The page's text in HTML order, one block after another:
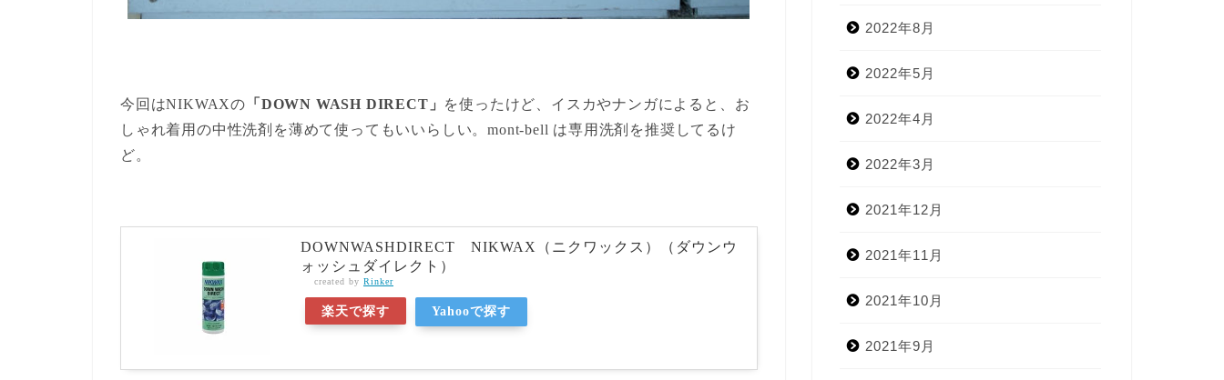
今回はNIKWAXの 「DOWN WASH DIRECT」 を使ったけど、イスカやナンガによると、お
しゃれ着用の中性洗剤を薄めて使ってもいいらしい。mont-bell は専用洗剤を推奨してるけ
ど。
DOWNWASHDIRECT NIKWAX（ニクワックス）（ダウンウ
ォッシュダイレクト）
created by Rinker
楽天で探す Yahooで探す
2022年8月
2022年5月
2022年4月
2022年3月
2021年12月
2021年11月
2021年10月
2021年9月